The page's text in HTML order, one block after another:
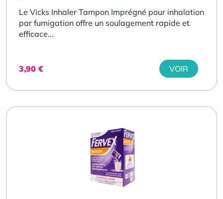
Le Vicks Inhaler Tampon Imprégné pour inhalation
par fumigation offre un soulagement rapide et
efficace...
3,90 € VOIR